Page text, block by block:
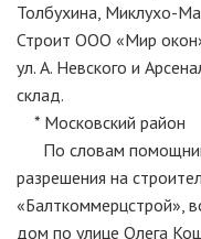
Толбухина, Миклухо-
Строит ООО «Мир
ул. А. Невского и
склад.
* Московский район
По словам
разрешения на
«Балткоммерцстрой»,
дом по улице Олега